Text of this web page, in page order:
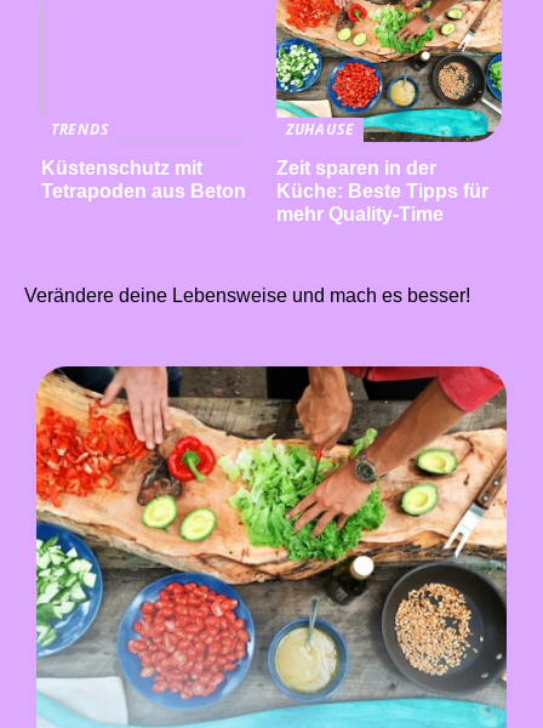
TRENDS
Küstenschutz mit
Tetrapoden aus Beton
ZUHAUSE
Zeit sparen in der
Küche: Beste Tipps für
mehr Quality-Time
Verändere deine Lebensweise und mach es besser!